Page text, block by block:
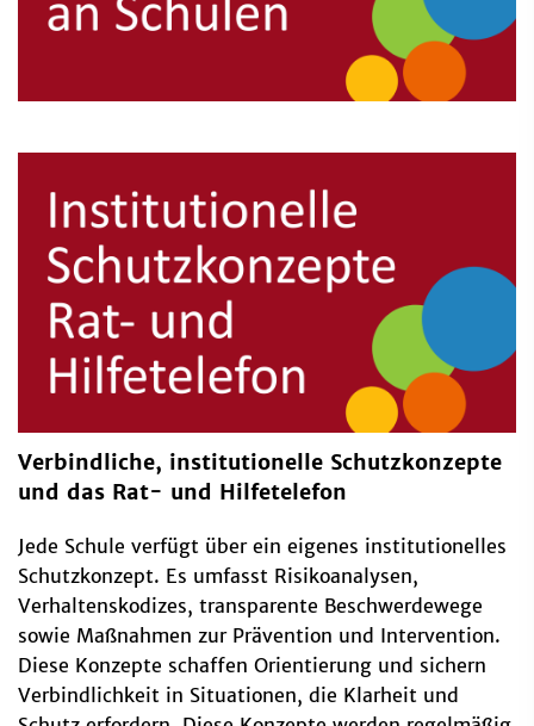
Verbindliche, institutionelle Schutzkonzepte
und das Rat- und Hilfetelefon
Jede Schule verfügt über ein eigenes institutionelles
Schutzkonzept. Es umfasst Risikoanalysen,
Verhaltenskodizes, transparente Beschwerdewege
sowie Maßnahmen zur Prävention und Intervention.
Diese Konzepte schaffen Orientierung und sichern
Verbindlichkeit in Situationen, die Klarheit und